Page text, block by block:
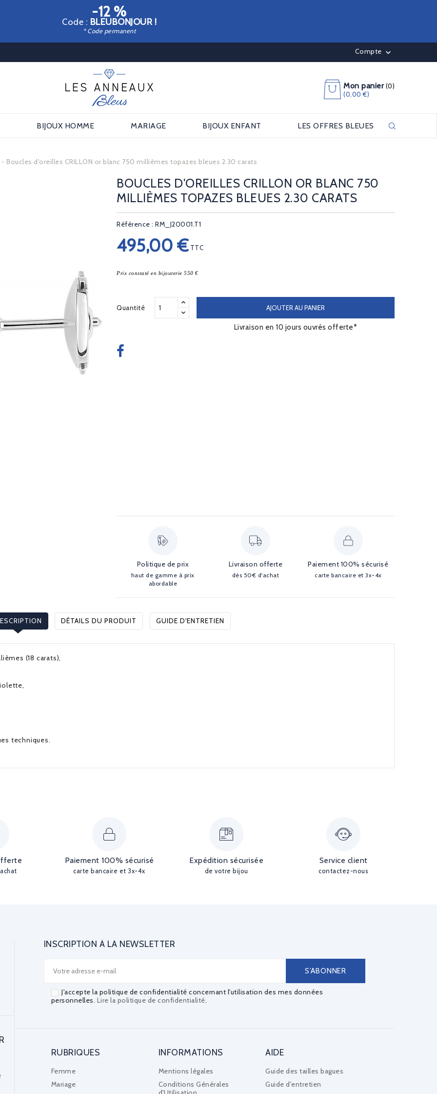
-12 %
Code : BLEUBONJOUR !
* Code permanent
Compte 
Mon panier (0)
(0,00 €)
BIJOUX HOMME MARIAGE BIJOUX ENFANT LES OFFRES BLEUES
Boucles d'oreilles CRILLON or blanc 750 millièmes topazes bleues 2.30 carats
BOUCLES D'OREILLES CRILLON OR BLANC 750
MILLIÈMES TOPAZES BLEUES 2.30 CARATS
Référence : RM_J20001.T1
495,00 € TTC
Prix constaté en bijouterie 550 €
Quantité AJOUTER AU PANIER
Livraison en 10 jours ouvrés offerte*
Politique de prix
haut de gamme à prix
abordable
Livraison offerte
dès 50€ d'achat
Paiement 100% sécurisé
carte bancaire et 3x-4x
DÉTAILS DU PRODUIT GUIDE D'ENTRETIEN
(18 carats),
techniques.
Paiement 100% sécurisé
carte bancaire et 3x-4x
Expédition sécurisée
de votre bijou
Service client
contactez-nous
INSCRIPTION À LA NEWSLETTER
J'accepte la politique de confidentialité concernant l'utilisation des mes données
personnelles. Lire la politique de confidentialité.
RUBRIQUES
Femme
Mariage
INFORMATIONS
Mentions légales
Conditions Générales
AIDE
Guide des tailles bagues
Guide d'entretien